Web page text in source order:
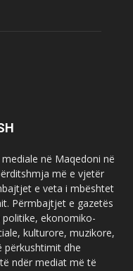
në Maqedoni në
më e vjetër
e veta i mbështet
Përmbajtjet e gazetës
politike, ekonomiko-
kulturore, muzikore,
përkushtimit dhe
ndër mediat më të